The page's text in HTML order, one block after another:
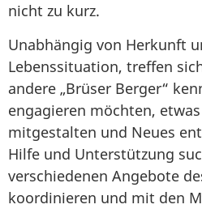
nicht zu kurz.
Unabhängig von Herkunft
Lebenssituation, treffen
andere „Brüser Berger“
engagieren möchten,
mitgestalten und Neues
Hilfe und Unterstützung
verschiedenen Angebote
koordinieren und mit den